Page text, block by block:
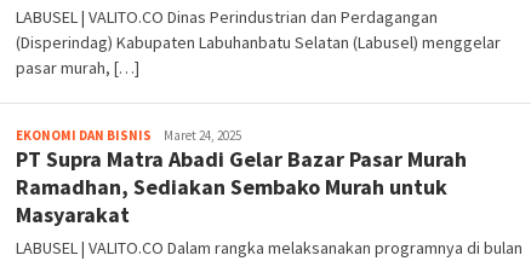
LABUSEL | VALITO.CO Dinas Perindustrian dan Perdagangan
(Disperindag) Kabupaten Labuhanbatu Selatan (Labusel) menggelar
pasar murah, […]
EKONOMI DAN BISNIS valito.co
Maret 24, 2025
PT Supra Matra Abadi Gelar Bazar Pasar Murah
Ramadhan, Sediakan Sembako Murah untuk
Masyarakat
LABUSEL | VALITO.CO Dalam rangka melaksanakan programnya di bulan